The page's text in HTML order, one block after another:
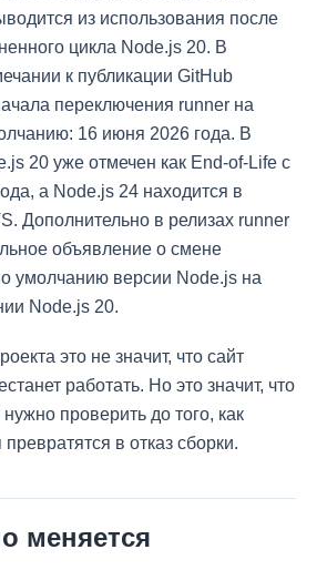
из использования после
цикла Node.js 20. В
к публикации GitHub
переключения runner на
16 июня 2026 года. В
20 уже отмечен как End-of-Life с
а Node.js 24 находится в
Дополнительно в релизах runner
объявление о смене
умолчанию версии Node.js на
Node.js 20.
это не значит, что сайт
работать. Но это значит, что
проверить до того, как
в отказ сборки.
меняется